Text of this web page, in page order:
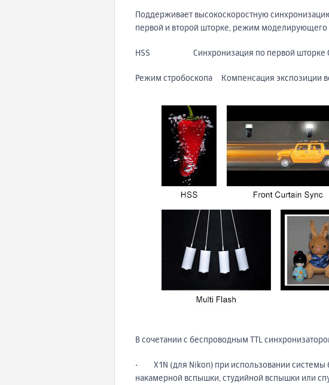
Поддерживает высокоскоростную
первой и второй шторке, режим моделирующего
HSS Синхронизация по первой шторке
Режим стробоскопа Компенсация экспозиции
В сочетании с беспроводным TTL
· X1N (для Nikon) при использовании системы
накамерной вспышки, студийной вспышки или